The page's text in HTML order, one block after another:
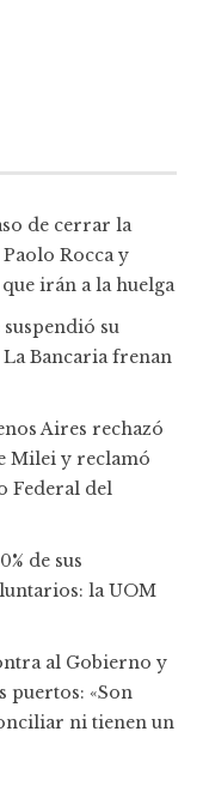
de cerrar la
Rocca y
irán a la huelga
su
Bancaria frenan
Aires rechazó
Milei y reclamó
Federal del
de sus
la UOM
al Gobierno y
puertos: «Son
ni tienen un